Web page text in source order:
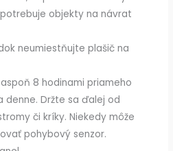
objekty na návrat
neumiestňujte plašič na
8 hodinami priameho
denne. Držte sa ďalej od
či kríky. Niekedy môže
pohybový senzor.